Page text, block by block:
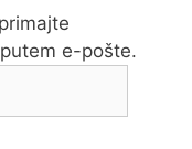
e-pošte.